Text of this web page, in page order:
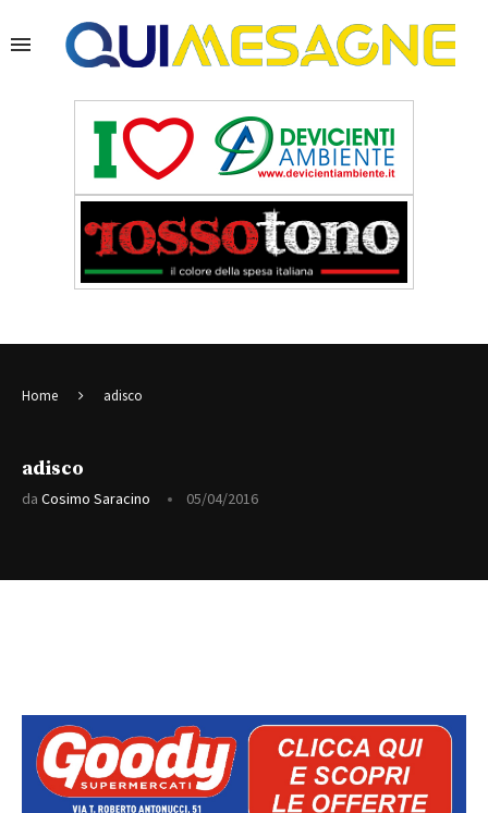
Home adisco
adisco
da Cosimo Saracino 05/04/2016